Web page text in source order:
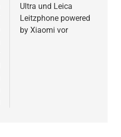
Ultra und Leica
Leitzphone powered
by Xiaomi vor